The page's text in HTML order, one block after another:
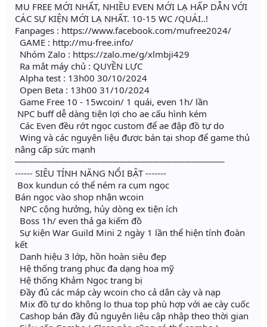
MU FREE MỚI NHẤT, NHIỀU EVEN MỚI LẠ HẤP DẪN VỚI
CÁC SỰ KIỆN MỚI LẠ NHẤT. 10-15 WC /QUÁI..!
Fanpages : https://www.facebook.com/mufree2024/
GAME : http://mu-free.info/
Nhóm Zalo : https://zalo.me/g/xlmbji429
Ra mắt máy chủ : QUYỀN LỰC
Alpha test : 13h00 30/10/2024
Open Beta : 13h00 31/10/2024
Game Free 10 - 15wcoin/ 1 quái, even 1h/ lần
NPC buff dễ dàng tiện lợi cho ae cấu hình kém
Các Even đều rớt ngọc custom để ae đập đồ tự do
Wing và các nguyên liệu được bán tại shop để game thủ
nâng cấp sức mạnh
────────────────────────────────
------ SIÊU TÍNH NĂNG NỔI BẬT -------
Box kundun có thể ném ra cụm ngọc
Bán ngọc vào shop nhận wcoin
NPC cộng hưởng, hủy dòng ex tiện ích
Boss 1h/ even thả ga kiếm đồ
Sự kiện War Guild Mini 2 ngày 1 lần thể hiện tính đoàn
kết
Danh hiệu 3 lớp, hồn hoàn siêu đẹp
Hệ thống trang phục đa dạng hoa mỹ
Hệ thống Khảm Ngọc trang bị
Đầy đủ các máp cày wcoin cho cả dân cày và nạp
Mix đồ tự do không lo thua top phù hợp với ae cày cuốc
Cashop bán đầy đủ nguyên liệu cập nhập theo thời gian